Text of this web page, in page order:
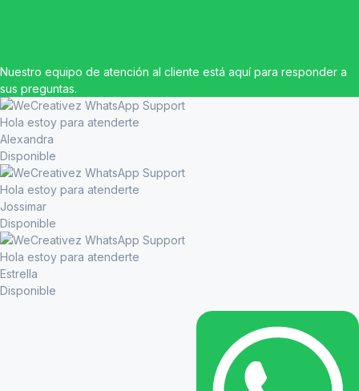
Nuestro equipo de atención al cliente está aquí para responder a
sus preguntas.
Hola estoy para atenderte
Alexandra
Disponible
Hola estoy para atenderte
Jossimar
Disponible
Hola estoy para atenderte
Estrella
Disponible